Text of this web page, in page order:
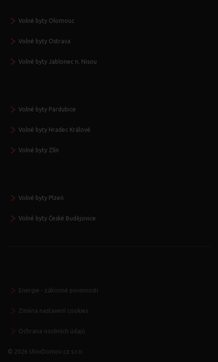
Volné byty Olomouc
Volné byty Ostrava
Volné byty Jablonec n. Nisou
Volné byty Pardubice
Volné byty Hradec Králové
Volné byty Zlín
Volné byty Plzeň
Volné byty České Budějovice
Energie - zákonné povinnosti
Změna nastavení cookies
Ochrana osobních údajů
© 2026 UlovDomov.cz s.r.o.